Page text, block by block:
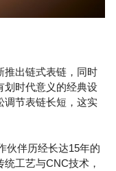
推出链式表链，同时
划时代意义的经典设
调节表链长短，这实
伙伴历经长达15年的
工艺与CNC技术，